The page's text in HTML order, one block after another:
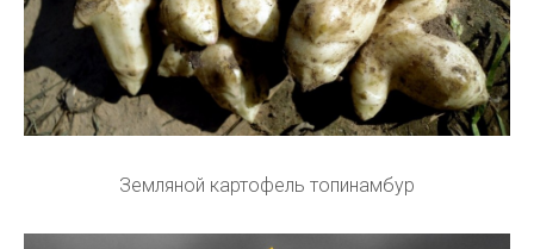
Земляной картофель топинамбур